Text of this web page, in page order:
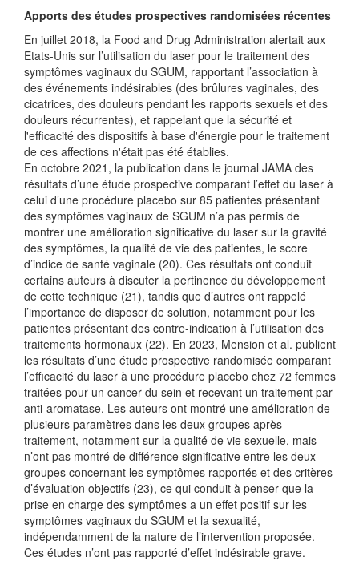
Apports des études prospectives randomisées récentes
En juillet 2018, la Food and Drug Administration alertait aux
Etats-Unis sur l’utilisation du laser pour le traitement des
symptômes vaginaux du SGUM, rapportant l’association à
des événements indésirables (des brûlures vaginales, des
cicatrices, des douleurs pendant les rapports sexuels et des
douleurs récurrentes), et rappelant que la sécurité et
l'efficacité des dispositifs à base d'énergie pour le traitement
de ces affections n'était pas été établies.
En octobre 2021, la publication dans le journal JAMA des
résultats d’une étude prospective comparant l’effet du laser à
celui d’une procédure placebo sur 85 patientes présentant
des symptômes vaginaux de SGUM n’a pas permis de
montrer une amélioration significative du laser sur la gravité
des symptômes, la qualité de vie des patientes, le score
d’indice de santé vaginale (20). Ces résultats ont conduit
certains auteurs à discuter la pertinence du développement
de cette technique (21), tandis que d’autres ont rappelé
l’importance de disposer de solution, notamment pour les
patientes présentant des contre-indication à l’utilisation des
traitements hormonaux (22). En 2023, Mension et al. publient
les résultats d’une étude prospective randomisée comparant
l’efficacité du laser à une procédure placebo chez 72 femmes
traitées pour un cancer du sein et recevant un traitement par
anti-aromatase. Les auteurs ont montré une amélioration de
plusieurs paramètres dans les deux groupes après
traitement, notamment sur la qualité de vie sexuelle, mais
n’ont pas montré de différence significative entre les deux
groupes concernant les symptômes rapportés et des critères
d’évaluation objectifs (23), ce qui conduit à penser que la
prise en charge des symptômes a un effet positif sur les
symptômes vaginaux du SGUM et la sexualité,
indépendamment de la nature de l’intervention proposée.
Ces études n’ont pas rapporté d’effet indésirable grave.